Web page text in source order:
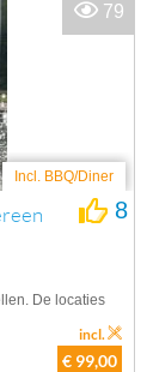
Incl. BBQ/Diner
8
De locaties
€ 99,00
incl.
79